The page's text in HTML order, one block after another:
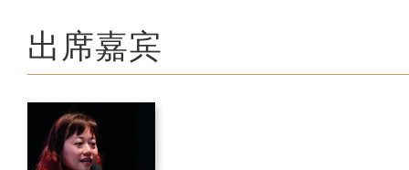
出席嘉宾